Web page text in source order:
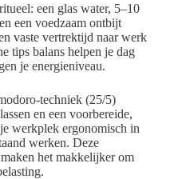
een glas water, 5–10
een voedzaam ontbijt
vaste vertrektijd naar werk
tips balans helpen je dag
je energieniveau.
techniek (25/5)
en een voorbereide,
werkplek ergonomisch in
werken. Deze
het makkelijker om